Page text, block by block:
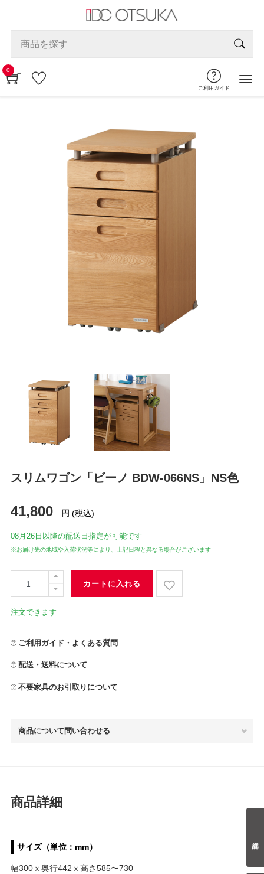
0
ご利用ガイド
スリムワゴン「ビーノ BDW-066NS」NS色
41,800 円 (税込)
08月26日 以降の配送日指定が可能です
※お届け先の地域や入荷状況等により、上記日程と異なる場合がございます
カートに入れる
注文できます
ご利用ガイド・よくある質問
配送・送料について
不要家具のお引取りについて
商品について問い合わせる
商品詳細
サイズ（単位：mm）
幅300ｘ奥行442ｘ高さ585〜730